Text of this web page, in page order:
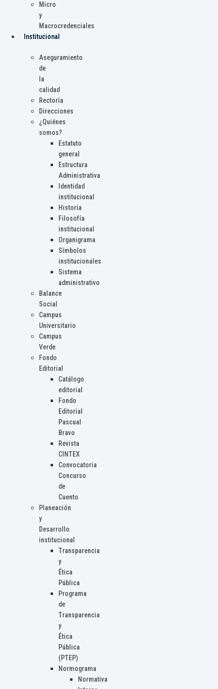
Micro
y
Macrocredenciales
Institucional
Aseguramiento
de
la
calidad
Rectoría
Direcciones
¿Quiénes
somos?
Estatuto
general
Estructura
Administrativa
Identidad
institucional
Historia
Filosofía
institucional
Organigrama
Símbolos
institucionales
Sistema
administrativo
Balance
Social
Campus
Universitario
Campus
Verde
Fondo
Editorial
Catálogo
editorial
Fondo
Editorial
Pascual
Bravo
Revista
CINTEX
Convocatoria
Concurso
de
Cuento
Planeación
y
Desarrollo
institucional
Transparencia
y
Ética
Pública
Programa
de
Transparencia
y
Ética
Pública
(PTEP)
Normograma
Normativa